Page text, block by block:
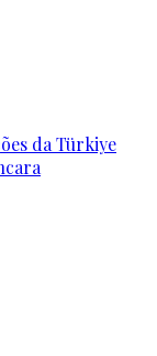
da Türkiye